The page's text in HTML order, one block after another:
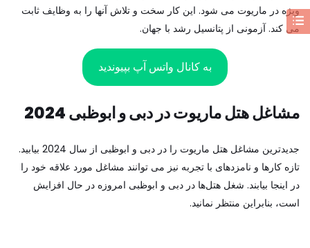
ویژه در ماریوت می شود. این کار سخت و تلاش آنها را به وظایف ثابت
می کند. آزمونی از پتانسیل رشد با جهان.
به کانال واتس آپ بپیوندید
مشاغل هتل ماریوت در دبی و ابوظبی 2024
جدیدترین مشاغل هتل ماریوت را در دبی و ابوظبی از سال 2024 بیابید.
تازه کارها و نامزدهای با تجربه نیز می توانند مشاغل مورد علاقه خود را
در اینجا بیابند. شغل هتل‌ها در دبی و ابوظبی امروزه در حال افزایش
است، بنابراین منتظر نمانید.